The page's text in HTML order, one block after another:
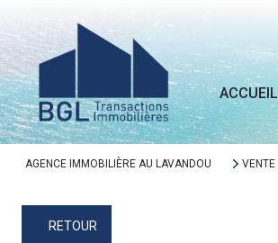
ACCUEIL
AGENCE IMMOBILIÈRE AU LAVANDOU VENTE
RETOUR